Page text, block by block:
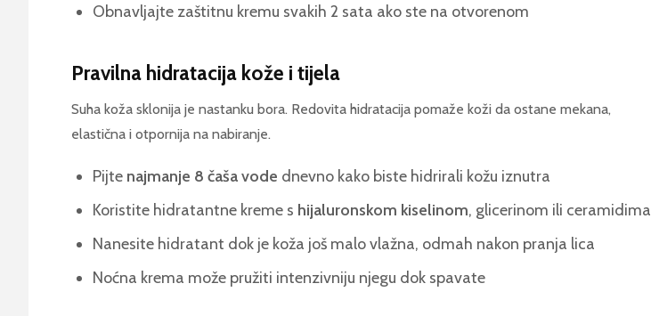
Obnavljajte zaštitnu kremu svakih 2 sata ako ste na otvorenom
Pravilna hidratacija kože i tijela
Suha koža sklonija je nastanku bora. Redovita hidratacija pomaže koži da ostane mekana,
elastična i otpornija na nabiranje.
Pijte najmanje 8 čaša vode dnevno kako biste hidrirali kožu iznutra
Koristite hidratantne kreme s hijaluronskom kiselinom, glicerinom ili ceramidima
Nanesite hidratant dok je koža još malo vlažna, odmah nakon pranja lica
Noćna krema može pružiti intenzivniju njegu dok spavate